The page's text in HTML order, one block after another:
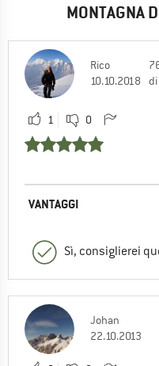
MONTAGNA
Rico
10.10.2018
1 0
VANTAGGI
Sì, consiglierei
Johan
22.10.2013